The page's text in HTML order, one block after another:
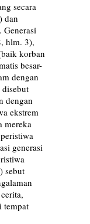
secara
dan
Generasi
hlm. 3),
korban
besar-
dengan
dengan
ekstrem
mereka
generasi
sebut
tempat